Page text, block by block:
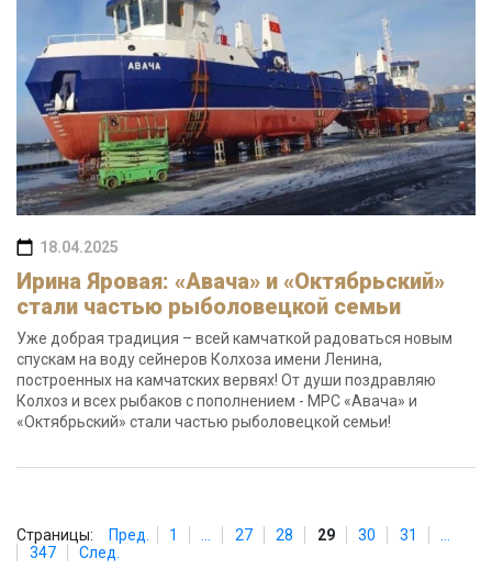
18.04.2025
Ирина Яровая: «Авача» и «Октябрьский»
стали частью рыболовецкой семьи
Уже добрая традиция – всей камчаткой радоваться новым
спускам на воду сейнеров Колхоза имени Ленина,
построенных на камчатских вервях! От души поздравляю
Колхоз и всех рыбаков с пополнением - МРС «Авача» и
«Октябрьский» стали частью рыболовецкой семьи!
Страницы: Пред. 1 27 28 29 30 31
347
След.